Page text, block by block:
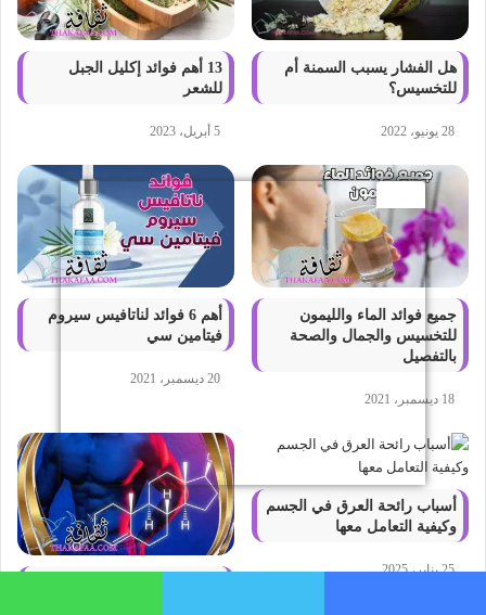
هل الفشار يسبب السمنة أم
للتخسيس؟
28 يونيو، 2022
13 أهم فوائد إكليل الجبل
للشعر
5 أبريل، 2023
جميع فوائد الماء والليمون
للتخسيس والجمال والصحة
بالتفصيل
18 ديسمبر، 2021
أهم 6 فوائد لناتافيس سيروم
فيتامين سي
20 ديسمبر، 2021
أسباب رائحة العرق في الجسم
وكيفية التعامل معها
25 يناير، 2025